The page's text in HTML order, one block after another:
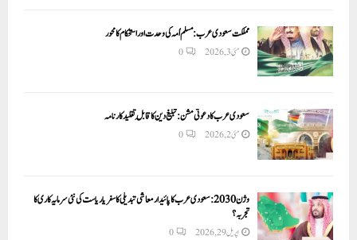
مملکت سعودی عرب: مسلم اُمہ کی وحدت اور استحکام کا محور
مئی 3, 2026 0
سعودی عرب کا دعوتی مشن: تبلیغ دین کا قابلِ تقلید کارنامہ
مئی 2, 2026 0
وژن 2030:سعودی عرب کا پائیدار معاشی تبدیلی کا سفر یا ریاست کی نئی سرمایہ کاری کا
تجربہ؟
اپریل 29, 2026 0